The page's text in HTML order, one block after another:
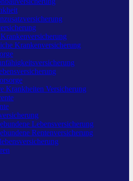
Krankenversicherung
Krankheiten Versicherung
Lebensversicherung
Rentenversicherung